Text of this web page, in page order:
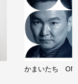
かまいたち